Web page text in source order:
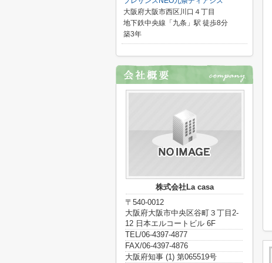
大阪府大阪市西区川口４丁目
地下鉄中央線「九条」駅 徒歩8分
築3年
株式会社La casa
〒540-0012
大阪府大阪市中央区谷町３丁目2-
12 日本エルコートビル 6F
TEL/06-4397-4877
FAX/06-4397-4876
大阪府知事 (1) 第065519号